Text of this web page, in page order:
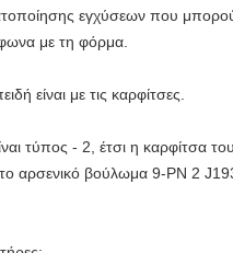
εγχύσεων που
με τη φόρμα.
είναι με τις καρφίτσες.
τύπος - 2, έτσι η καρφίτσα
αρσενικό βούλωμα 9-PN 2